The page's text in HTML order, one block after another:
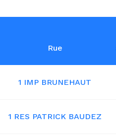
Rue
1 IMP BRUNEHAUT
1 RES PATRICK BAUDEZ